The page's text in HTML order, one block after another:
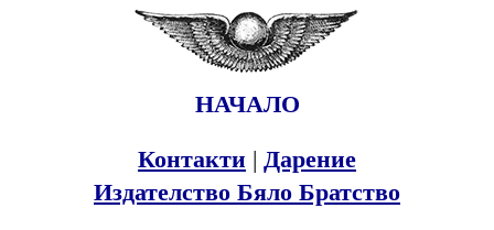
НАЧАЛО
Контакти | Дарение
Издателство Бяло Братство